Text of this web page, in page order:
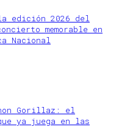
edición 2026 del
memorable en
Nacional
Gorillaz: el
ya juega en las